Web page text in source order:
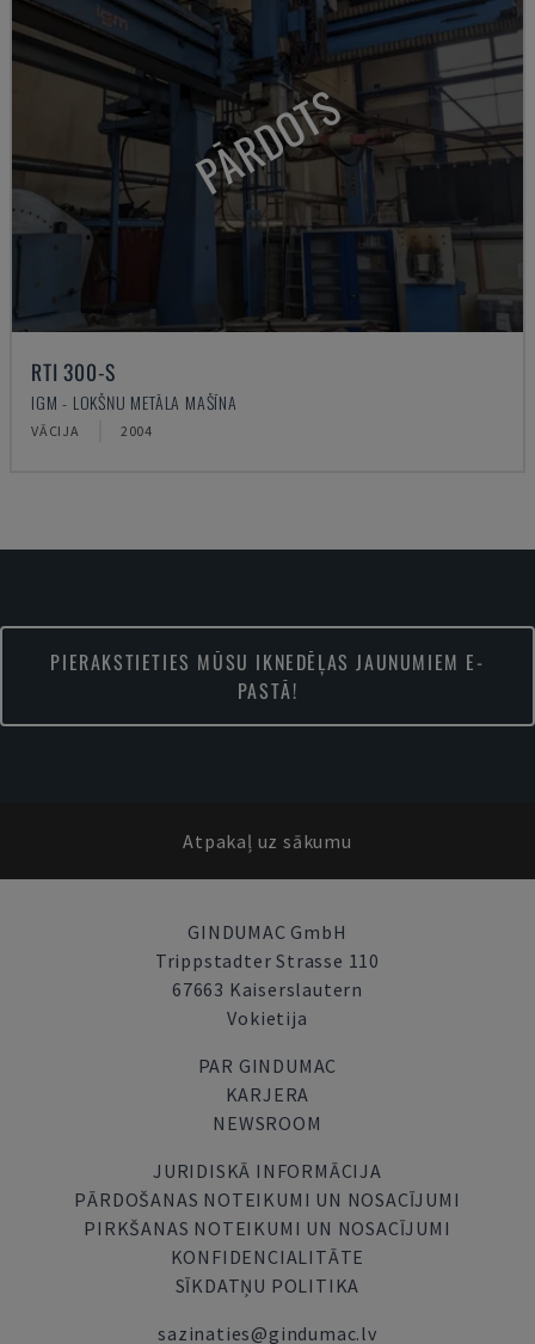
PĀRDOTS
RTI 300-S
IGM - LOKŠŅU METĀLA MAŠĪNA
VĀCIJA 2004
PIERAKSTIETIES MŪSU IKNEDĒĻAS JAUNUMIEM E-
PASTĀ!
Atpakaļ uz sākumu
GINDUMAC GmbH
Trippstadter Strasse 110
67663 Kaiserslautern
Vokietija
PAR GINDUMAC
KARJERA
NEWSROOM
JURIDISKĀ INFORMĀCIJA
PĀRDOŠANAS NOTEIKUMI UN NOSACĪJUMI
PIRKŠANAS NOTEIKUMI UN NOSACĪJUMI
KONFIDENCIALITĀTE
SĪKDATŅU POLITIKA
sazinaties@gindumac.lv